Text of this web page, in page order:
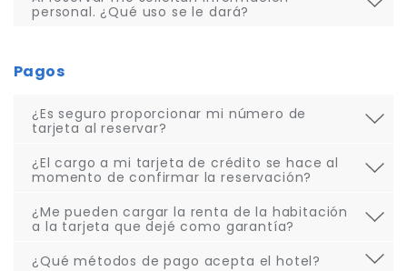
personal. ¿Qué uso se le dará?
Pagos
¿Es seguro proporcionar mi número de
tarjeta al reservar?
¿El cargo a mi tarjeta de crédito se hace al
momento de confirmar la reservación?
¿Me pueden cargar la renta de la habitación
a la tarjeta que dejé como garantía?
¿Qué métodos de pago acepta el hotel?